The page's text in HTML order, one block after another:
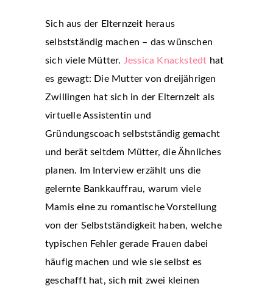
Sich aus der Elternzeit heraus
selbstständig machen – das wünschen
sich viele Mütter. Jessica Knackstedt hat
es gewagt: Die Mutter von dreijährigen
Zwillingen hat sich in der Elternzeit als
virtuelle Assistentin und
Gründungscoach selbstständig gemacht
und berät seitdem Mütter, die Ähnliches
planen. Im Interview erzählt uns die
gelernte Bankkauffrau, warum viele
Mamis eine zu romantische Vorstellung
von der Selbstständigkeit haben, welche
typischen Fehler gerade Frauen dabei
häufig machen und wie sie selbst es
geschafft hat, sich mit zwei kleinen